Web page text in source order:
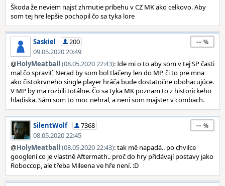
Škoda že neviem najsť zhrnutie príbehu v CZ MK ako celkovo. Aby
som tej hre lepšie pochopil čo sa tyka lore
Saskiel
200
09.05.2020 20:49
--
@HolyMeatball (08.05.2020 22:43): Ide mi o to aby som v tej SP časti
mal čo spraviť, Nerad by som bol tlačeny len do MP, či to pre mna
ako čistokrvneho single player hráča bude dostatočne obohacujúce.
V MP by ma rozbili totálne. Čo sa tyka MK poznam to z historickeho
hladiska. Sám som to moc nehral, a neni som majster v combach.
SilentWolf
7368
08.05.2020 22:45
--
@HolyMeatball (08.05.2020 22:43): tak mě napadá.. po chvilce
googlení co je vlastně Aftermath.. proč do hry přidávají postavy jako
Roboccop, ale třeba Mileena ve hře není. :D